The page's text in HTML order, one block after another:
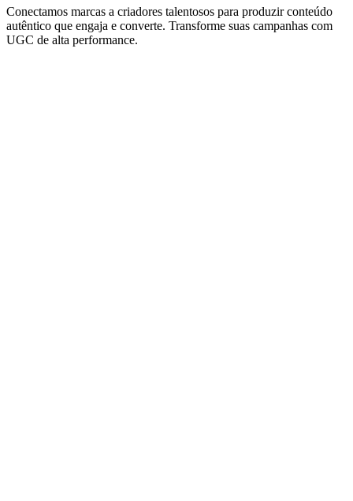
Conectamos marcas a criadores talentosos para produzir conteúdo
autêntico que engaja e converte. Transforme suas campanhas com
UGC de alta performance.